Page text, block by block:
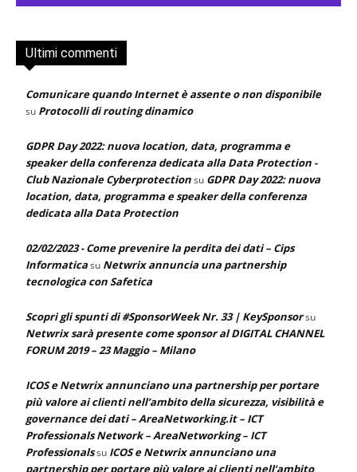
Ultimi commenti
Comunicare quando Internet è assente o non disponibile
su Protocolli di routing dinamico
GDPR Day 2022: nuova location, data, programma e
speaker della conferenza dedicata alla Data Protection -
Club Nazionale Cyberprotectionsu GDPR Day 2022: nuova
location, data, programma e speaker della conferenza
dedicata alla Data Protection
02/02/2023 - Come prevenire la perdita dei dati – Cips
Informaticasu Netwrix annuncia una partnership
tecnologica con Safetica
Scopri gli spunti di #SponsorWeek Nr. 33 | KeySponsorsu
Netwrix sarà presente come sponsor al DIGITAL CHANNEL
FORUM 2019 – 23 Maggio – Milano
ICOS e Netwrix annunciano una partnership per portare
più valore ai clienti nell’ambito della sicurezza, visibilità e
governance dei dati – AreaNetworking.it – ICT
Professionals Network – AreaNetworking – ICT
Professionalssu ICOS e Netwrix annunciano una
partnership per portare più valore ai clienti nell’ambito